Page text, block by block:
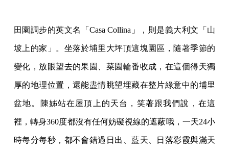
田園調步的英文名「Casa Collina」，則是義大利文「山
坡上的家」。坐落於埔里大坪頂這塊園區，隨著季節的
變化，放眼望去的果園、菜園輪番收成，在這個得天獨
厚的地理位置，還能盡情眺望埋藏在整片綠意中的埔里
盆地。陳姊站在屋頂上的天台，笑著跟我們說，在這
裡，轉身360度都沒有任何妨礙視線的遮蔽哦，一天24小
時每分每秒，都不會錯過日出、藍天、日落彩霞與滿天